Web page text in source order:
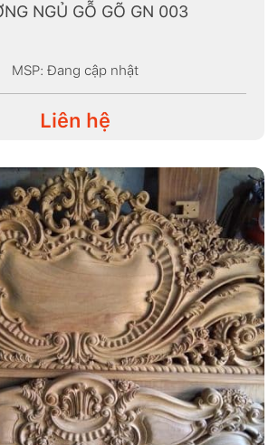
NGỦ GỖ GÕ GN 003
MSP: Đang cập nhật
Liên hệ